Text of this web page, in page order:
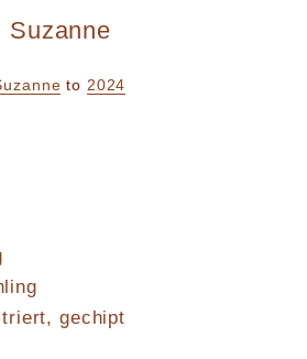
Suzanne
to 2024
gechipt